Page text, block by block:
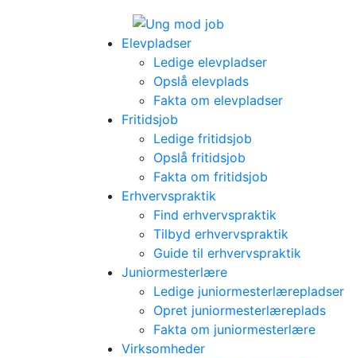
Elevpladser
Ledige elevpladser
Opslå elevplads
Fakta om elevpladser
Fritidsjob
Ledige fritidsjob
Opslå fritidsjob
Fakta om fritidsjob
Erhvervspraktik
Find erhvervspraktik
Tilbyd erhvervspraktik
Guide til erhvervspraktik
Juniormesterlære
Ledige juniormesterlærepladser
Opret juniormesterlæreplads
Fakta om juniormesterlære
Virksomheder